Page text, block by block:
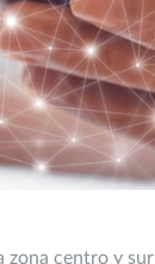
zona centro y sur